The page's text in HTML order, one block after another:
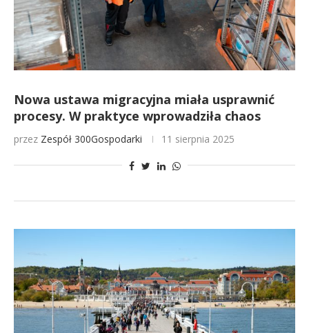
Nowa ustawa migracyjna miała usprawnić
procesy. W praktyce wprowadziła chaos
przez Zespół 300Gospodarki 11 sierpnia 2025